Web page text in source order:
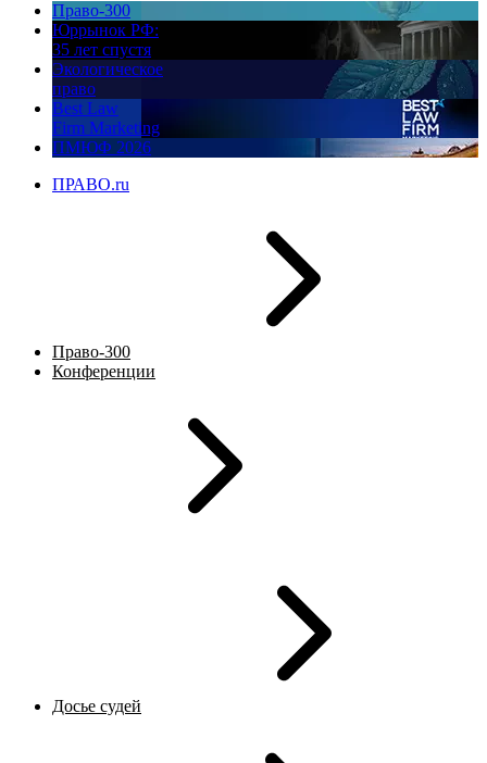
Право-300
Юррынок РФ:
35 лет спустя
Экологическое
право
Best Law
Firm Marketing
ПМЮФ 2026
ПРАВО.ru
Право-300
Конференции
Досье судей